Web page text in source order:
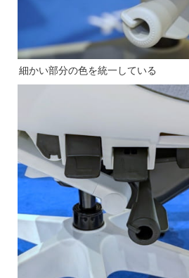
細かい部分の色を統一している